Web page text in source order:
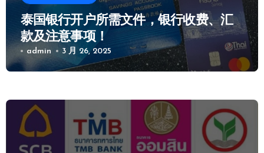
泰国银行开户所需文件，银行收费、汇
款及注意事项！
admin 3 月 26, 2025